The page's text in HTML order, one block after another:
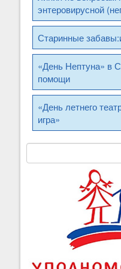
энтеровирусной
Старинные
«День Нептуна» в
помощи
«День летнего
игра»